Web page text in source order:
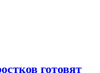
готовят